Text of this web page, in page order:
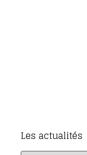
Les actualités